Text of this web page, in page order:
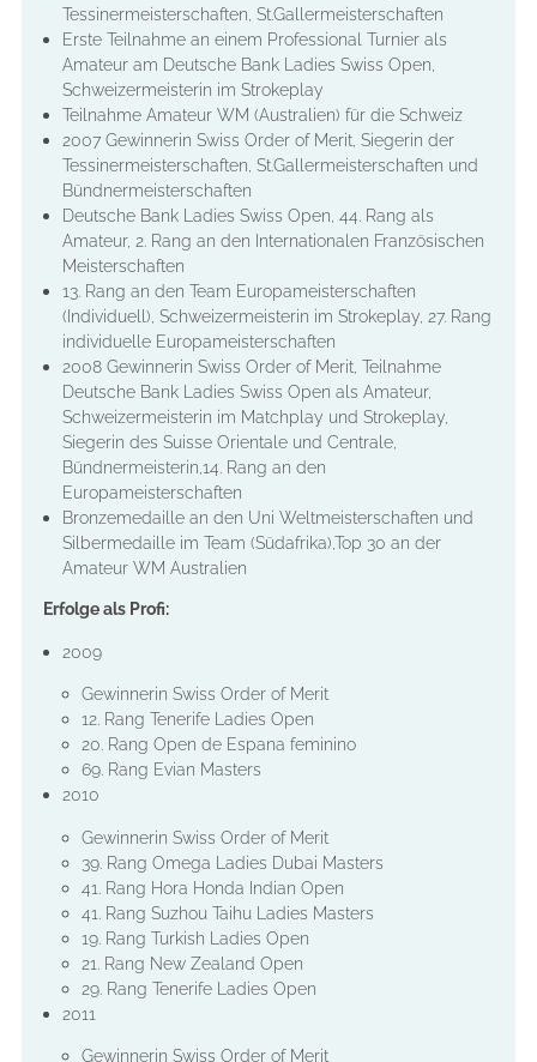
Tessinermeisterschaften, St.Gallermeisterschaften
Erste Teilnahme an einem Professional Turnier als
Amateur am Deutsche Bank Ladies Swiss Open,
Schweizermeisterin im Strokeplay
Teilnahme Amateur WM (Australien) für die Schweiz
2007 Gewinnerin Swiss Order of Merit, Siegerin der
Tessinermeisterschaften, St.Gallermeisterschaften und
Bündnermeisterschaften
Deutsche Bank Ladies Swiss Open, 44. Rang als
Amateur, 2. Rang an den Internationalen Französischen
Meisterschaften
13. Rang an den Team Europameisterschaften
(Individuell), Schweizermeisterin im Strokeplay, 27. Rang
individuelle Europameisterschaften
2008 Gewinnerin Swiss Order of Merit, Teilnahme
Deutsche Bank Ladies Swiss Open als Amateur,
Schweizermeisterin im Matchplay und Strokeplay,
Siegerin des Suisse Orientale und Centrale,
Bündnermeisterin,14. Rang an den
Europameisterschaften
Bronzemedaille an den Uni Weltmeisterschaften und
Silbermedaille im Team (Südafrika),Top 30 an der
Amateur WM Australien
Erfolge als Profi:
2009
Gewinnerin Swiss Order of Merit
12. Rang Tenerife Ladies Open
20. Rang Open de Espana feminino
69. Rang Evian Masters
2010
Gewinnerin Swiss Order of Merit
39. Rang Omega Ladies Dubai Masters
41. Rang Hora Honda Indian Open
41. Rang Suzhou Taihu Ladies Masters
19. Rang Turkish Ladies Open
21. Rang New Zealand Open
29. Rang Tenerife Ladies Open
2011
Gewinnerin Swiss Order of Merit